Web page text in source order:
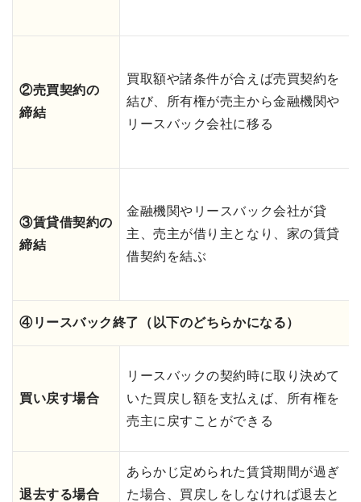
②売買契約の
締結
買取額や諸条件が合えば売買契約を
結び、所有権が売主から金融機関や
リースバック会社に移る
③賃貸借契約の
締結
金融機関やリースバック会社が貸
主、売主が借り主となり、家の賃貸
借契約を結ぶ
④リースバック終了（以下のどちらかになる）
買い戻す場合
リースバックの契約時に取り決めて
いた買戻し額を支払えば、所有権を
売主に戻すことができる
退去する場合
あらかじ定められた賃貸期間が過ぎ
た場合、買戻しをしなければ退去と